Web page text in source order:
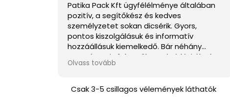
Patika Pack Kft ügyfélélménye általában
pozitív, a segítőkész és kedves
személyzetet sokan dicsérik. Gyors,
pontos kiszolgálásuk és informatív
hozzáállásuk kiemelkedő. Bár néhány
negatívum is felmerült, a vásárlási élmény
gyakran örömet okoz az ügyfeleknek.
Olvass tovább
Csak 3-5 csillagos vélemények láthatók